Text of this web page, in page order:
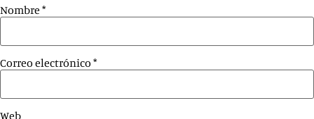
Nombre *
Correo electrónico *
Web